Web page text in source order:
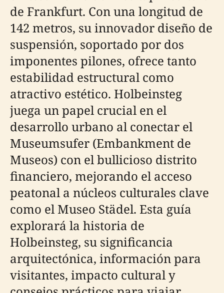
de Frankfurt. Con una longitud de
142 metros, su innovador diseño de
suspensión, soportado por dos
imponentes pilones, ofrece tanto
estabilidad estructural como
atractivo estético. Holbeinsteg
juega un papel crucial en el
desarrollo urbano al conectar el
Museumsufer (Embankment de
Museos) con el bullicioso distrito
financiero, mejorando el acceso
peatonal a núcleos culturales clave
como el Museo Städel. Esta guía
explorará la historia de
Holbeinsteg, su significancia
arquitectónica, información para
visitantes, impacto cultural y